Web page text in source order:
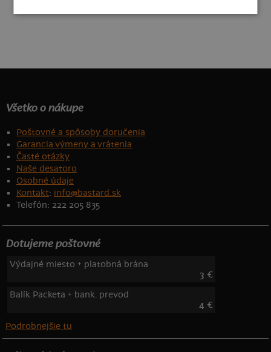
Všetko o nákupe
Poštovné a spôsoby doručenia
Garancia výmeny a vrátenia
Časté otázky
Naše desatoro
Osobné údaje
Kontakt: info@bastard.sk
Telefón: 222 205 835
Dotujeme poštovné
Výdajné miesto + platobná brána
3 €
Balík Packeta + bank. prevod
4 €
Podrobnejšie tu